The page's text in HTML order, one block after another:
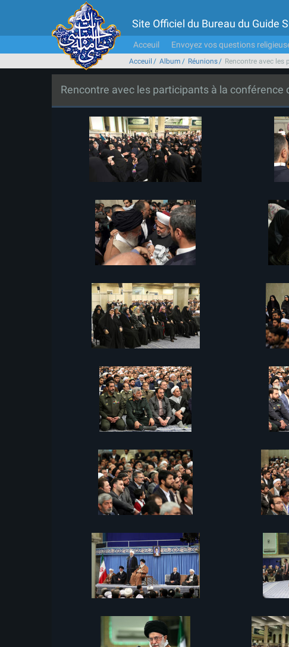
Site Officiel du Bureau du Guide
Acceuil Envoyez vos questions
Acceuil Album Réunions Rencontre avec les
Rencontre avec les participants à la conférence